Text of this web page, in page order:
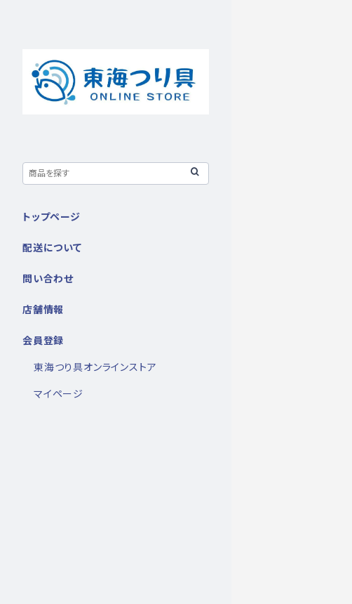
トップページ
配送について
問い合わせ
店舗情報
会員登録
東海つり具オンラインストア
マイページ